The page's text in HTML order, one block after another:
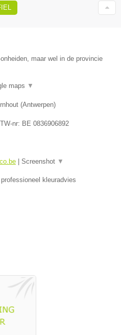
maar wel in de provincie
maps ▼
(Antwerpen)
nr: BE 0836906892
| Screenshot ▼
kleuradvies